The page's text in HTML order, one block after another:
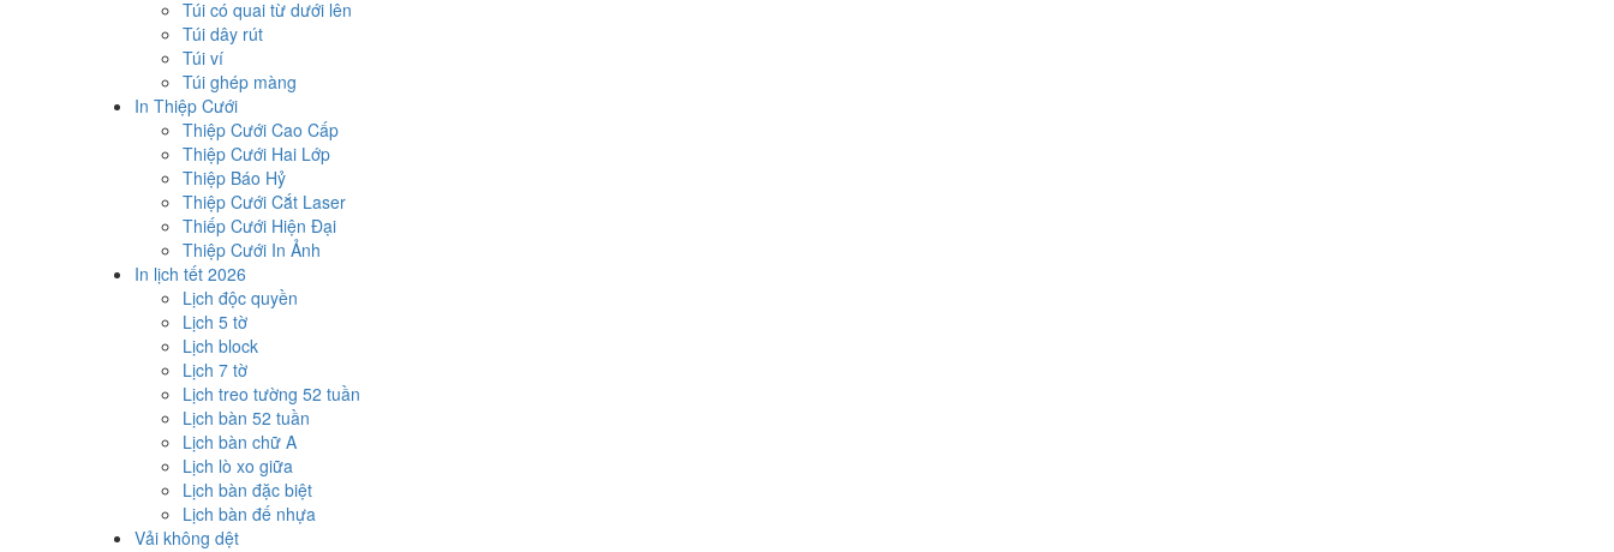
Túi có quai từ dưới lên
Túi dây rút
Túi ví
Túi ghép màng
In Thiệp Cưới
Thiệp Cưới Cao Cấp
Thiệp Cưới Hai Lớp
Thiệp Báo Hỷ
Thiệp Cưới Cắt Laser
Thiếp Cưới Hiện Đại
Thiệp Cưới In Ảnh
In lịch tết 2026
Lịch độc quyền
Lịch 5 tờ
Lịch block
Lịch 7 tờ
Lịch treo tường 52 tuần
Lịch bàn 52 tuần
Lịch bàn chữ A
Lịch lò xo giữa
Lịch bàn đặc biệt
Lịch bàn đế nhựa
Vải không dệt